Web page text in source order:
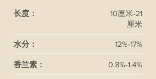
长度：
10厘米-21
厘米
水分： 12%-17%
香兰素： 0.8%-1.4%